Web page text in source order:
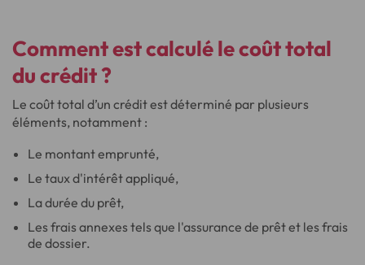
Comment est calculé le coût total
du crédit ?
Le coût total d’un crédit est déterminé par plusieurs
éléments, notamment :
Le montant emprunté,
Le taux d'intérêt appliqué,
La durée du prêt,
Les frais annexes tels que l'assurance de prêt et les frais
de dossier.